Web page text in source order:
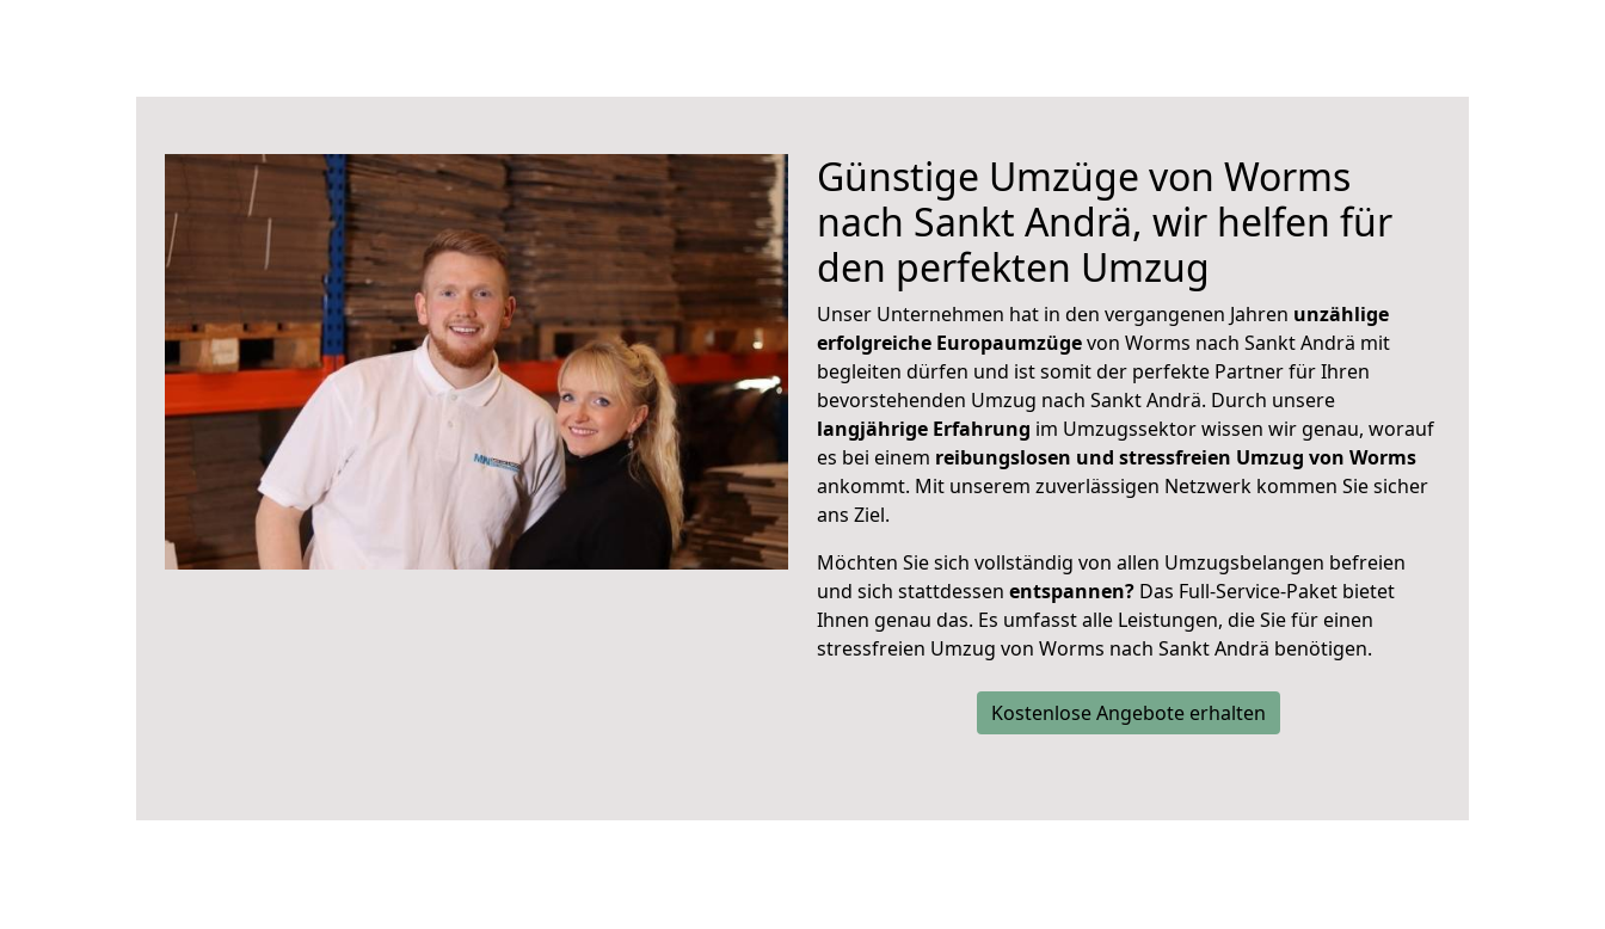
Günstige Umzüge von Worms
nach Sankt Andrä, wir helfen für
den perfekten Umzug
Unser Unternehmen hat in den vergangenen Jahren unzählige
erfolgreiche Europaumzügevon Worms nach Sankt Andrä mit
begleiten dürfen und ist somit der perfekte Partner für Ihren
bevorstehenden Umzug nach Sankt Andrä. Durch unsere
langjährige Erfahrung im Umzugssektor wissen wir genau, worauf
es bei einem reibungslosen und stressfreien Umzug von Worms
ankommt. Mit unserem zuverlässigen Netzwerk kommen Sie sicher
ans Ziel.
Möchten Sie sich vollständig von allen Umzugsbelangen befreien
und sich stattdessen entspannen? Das Full-Service-Paket bietet
Ihnen genau das. Es umfasst alle Leistungen, die Sie für einen
stressfreien Umzug von Worms nach Sankt Andrä benötigen.
Kostenlose Angebote erhalten